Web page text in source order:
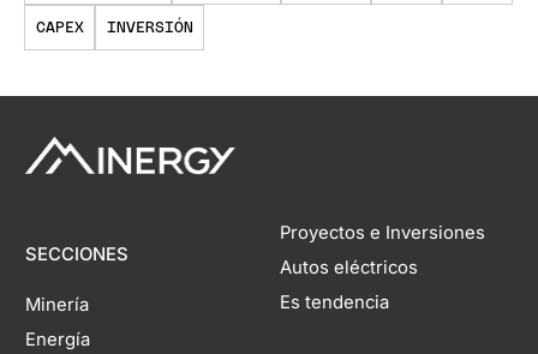
CAPEX INVERSIÓN
SECCIONES
Minería
Energía
Proyectos e Inversiones
Autos eléctricos
Es tendencia